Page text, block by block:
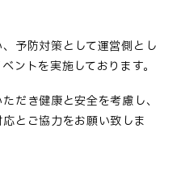
予防対策として運営側とし
ントを実施しております。
だき健康と安全を考慮し、
とご協力をお願い致しま